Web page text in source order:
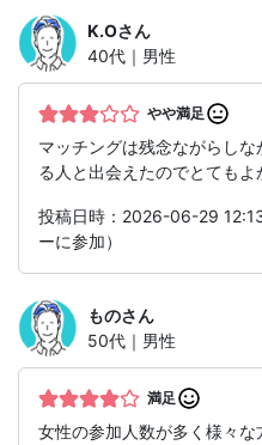
K.Oさん
40代｜男性
やや満足
マッチングは残念ながらし
る人と出会えたのでとてもよ
投稿日時：2026-06-29
ーに参加）
ものさん
50代｜男性
満足
女性の参加人数が多く様々な